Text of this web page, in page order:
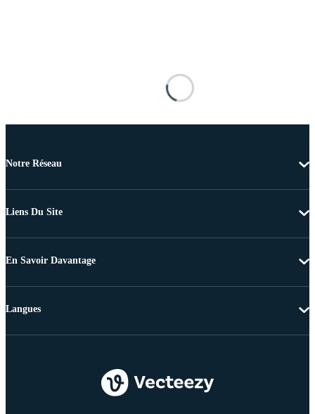
Notre Réseau
Liens Du Site
En Savoir Davantage
Langues